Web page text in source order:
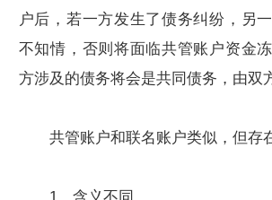
户后，若一方发生了债务纠纷，另
不知情，否则将面临共管账户资金
方涉及的债务将会是共同债务，由双
共管账户和联名账户类似，但存
1、含义不同